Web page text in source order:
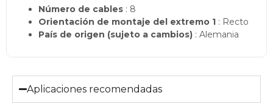
Número de cables : 8
Orientación de montaje del extremo 1 : Recto
País de origen (sujeto a cambios) : Alemania
Aplicaciones recomendadas